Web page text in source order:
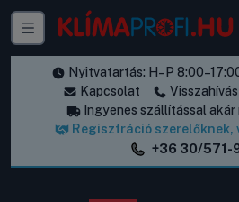
Nyitvatartás: H–P
Kapcsolat
Ingyenes szállítással akár
Regisztráció szerelőknek,
+36 30/571-